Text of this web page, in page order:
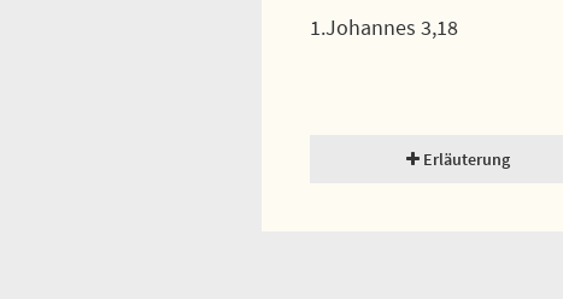
1.Johannes 3,18
Erläuterung